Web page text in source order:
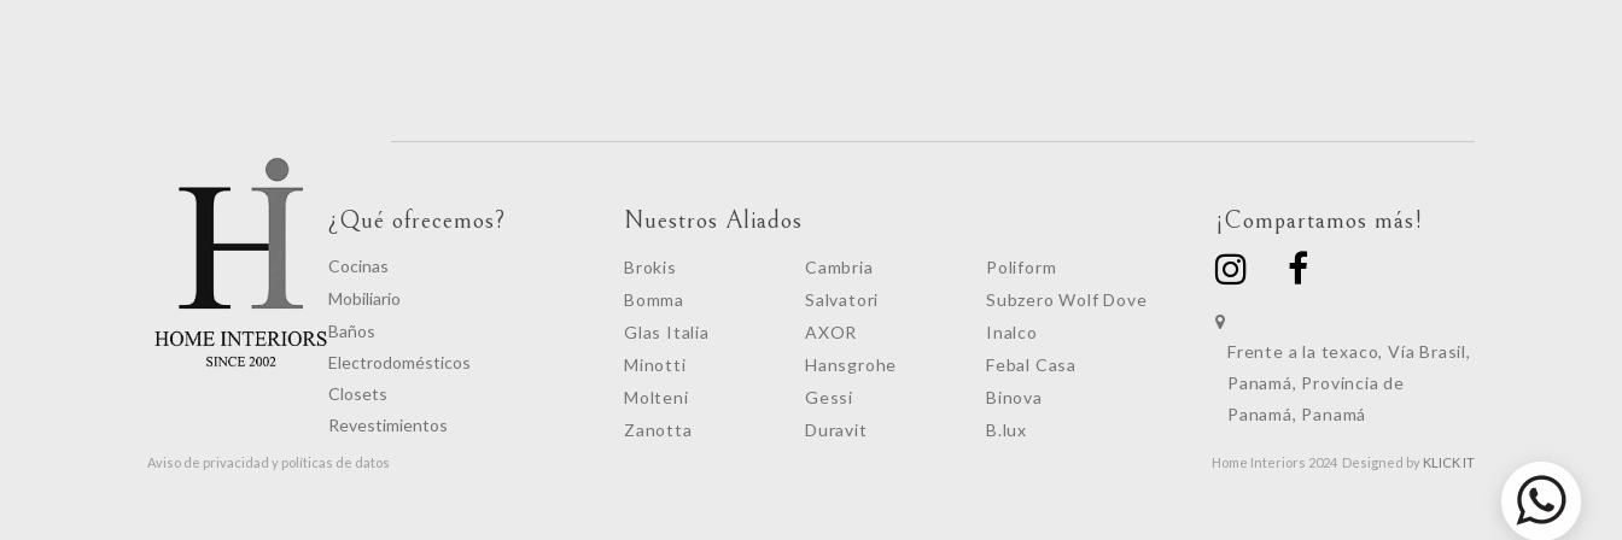
¿Qué ofrecemos?
Cocinas
Mobiliario
Baños
Electrodomésticos
Closets
Revestimientos
Nuestros Aliados
Brokis
Bomma
Glas Italia
Minotti
Molteni
Zanotta
Cambria
Salvatori
AXOR
Hansgrohe
Gessi
Duravit
Poliform
Subzero Wolf Dove
Inalco
Febal Casa
Binova
B.lux
¡Compartamos más!
Frente a la texaco, Vía Brasil,
Panamá, Provincia de
Panamá, Panamá
Aviso de privacidad y políticas de datos Home Interiors 2024 Designed by KLICK IT